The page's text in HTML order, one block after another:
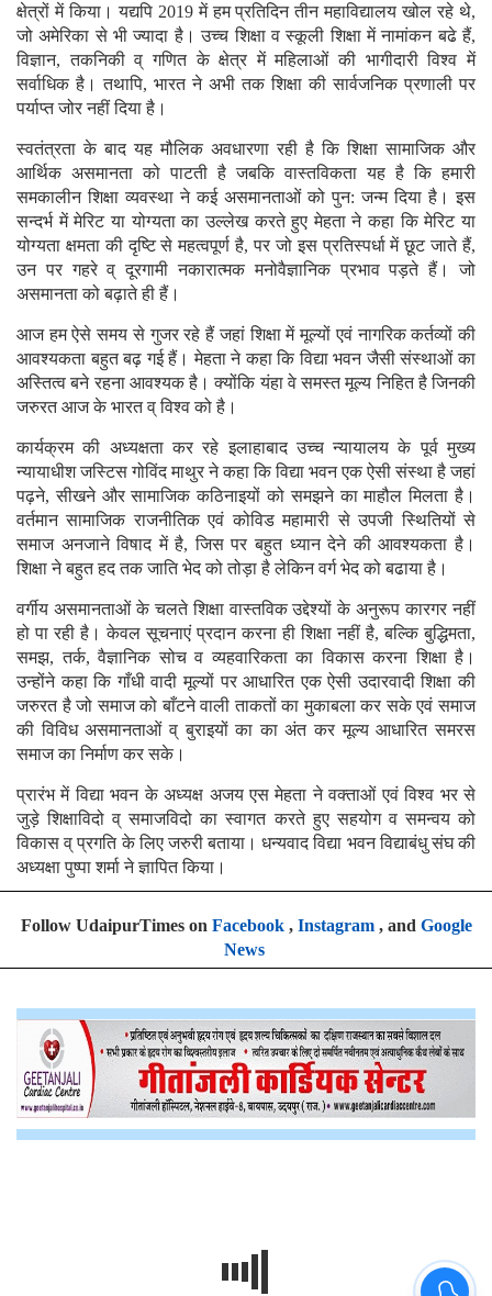
क्षेत्रों में किया। यद्यपि 2019 में हम प्रतिदिन तीन महाविद्यालय खोल रहे थे,
जो अमेरिका से भी ज्यादा है। उच्च शिक्षा व स्कूली शिक्षा में नामांकन बढे हैं,
विज्ञान, तकनिकी व् गणित के क्षेत्र में महिलाओं की भागीदारी विश्व में
सर्वाधिक है। तथापि, भारत ने अभी तक शिक्षा की सार्वजनिक प्रणाली पर
पर्याप्त जोर नहीं दिया है।
स्वतंत्रता के बाद यह मौलिक अवधारणा रही है कि शिक्षा सामाजिक और
आर्थिक असमानता को पाटती है जबकि वास्तविकता यह है कि हमारी
समकालीन शिक्षा व्यवस्था ने कई असमानताओं को पुन: जन्म दिया है। इस
सन्दर्भ में मेरिट या योग्यता का उल्लेख करते हुए मेहता ने कहा कि मेरिट या
योग्यता क्षमता की दृष्टि से महत्वपूर्ण है, पर जो इस प्रतिस्पर्धा में छूट जाते हैं,
उन पर गहरे व् दूरगामी नकारात्मक मनोवैज्ञानिक प्रभाव पड़ते हैं। जो
असमानता को बढ़ाते ही हैं।
आज हम ऐसे समय से गुजर रहे हैं जहां शिक्षा में मूल्यों एवं नागरिक कर्तव्यों की
आवश्यकता बहुत बढ़ गई हैं। मेहता ने कहा कि विद्या भवन जैसी संस्थाओं का
अस्तित्व बने रहना आवश्यक है। क्योंकि यंहा वे समस्त मूल्य निहित है जिनकी
जरुरत आज के भारत व् विश्व को है।
कार्यक्रम की अध्यक्षता कर रहे इलाहाबाद उच्च न्यायालय के पूर्व मुख्य
न्यायाधीश जस्टिस गोविंद माथुर ने कहा कि विद्या भवन एक ऐसी संस्था है जहां
पढ़ने, सीखने और सामाजिक कठिनाइयों को समझने का माहौल मिलता है।
वर्तमान सामाजिक राजनीतिक एवं कोविड महामारी से उपजी स्थितियों से
समाज अनजाने विषाद में है, जिस पर बहुत ध्यान देने की आवश्यकता है।
शिक्षा ने बहुत हद तक जाति भेद को तोड़ा है लेकिन वर्ग भेद को बढाया है।
वर्गीय असमानताओं के चलते शिक्षा वास्तविक उद्देश्यों के अनुरूप कारगर नहीं
हो पा रही है। केवल सूचनाएं प्रदान करना ही शिक्षा नहीं है, बल्कि बुद्धिमता,
समझ, तर्क, वैज्ञानिक सोच व व्यहवारिकता का विकास करना शिक्षा है।
उन्होंने कहा कि गाँधी वादी मूल्यों पर आधारित एक ऐसी उदारवादी शिक्षा की
जरुरत है जो समाज को बाँटने वाली ताकतों का मुकाबला कर सके एवं समाज
की विविध असमानताओं व् बुराइयों का का अंत कर मूल्य आधारित समरस
समाज का निर्माण कर सके।
प्रारंभ में विद्या भवन के अध्यक्ष अजय एस मेहता ने वक्ताओं एवं विश्व भर से
जुड़े शिक्षाविदो व् समाजविदो का स्वागत करते हुए सहयोग व समन्वय को
विकास व् प्रगति के लिए जरुरी बताया। धन्यवाद विद्या भवन विद्याबंधु संघ की
अध्यक्षा पुष्पा शर्मा ने ज्ञापित किया।
Follow UdaipurTimes on Facebook, Instagram, and Google
News